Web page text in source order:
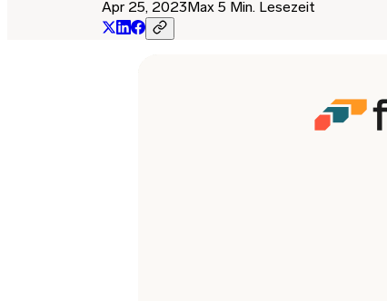
Apr 25, 2023Max 5 Min. Lesezeit